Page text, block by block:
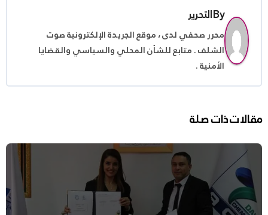
Byالتحرير
محرر صحفي لدى ، موقع الجريدة الإلكترونية صوت
الشلف . متابع للشأن المحلي والسياسي والقضايا
الأمنية .
مقالات ذات صلة